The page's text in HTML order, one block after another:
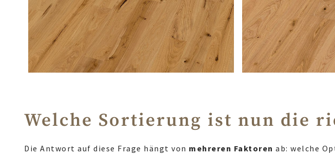
Welche Sortierung ist nun die
Die Antwort auf diese Frage hängt von mehreren Faktoren ab: welche